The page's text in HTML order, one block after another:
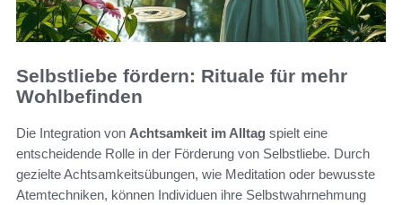
Selbstliebe fördern: Rituale für mehr
Wohlbefinden
Die Integration von Achtsamkeit im Alltag spielt eine
entscheidende Rolle in der Förderung von Selbstliebe. Durch
gezielte Achtsamkeitsübungen, wie Meditation oder bewusste
Atemtechniken, können Individuen ihre Selbstwahrnehmung